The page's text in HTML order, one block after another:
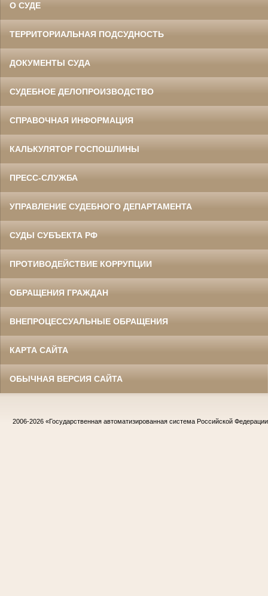
О СУДЕ
ТЕРРИТОРИАЛЬНАЯ ПОДСУДНОСТЬ
ДОКУМЕНТЫ СУДА
СУДЕБНОЕ ДЕЛОПРОИЗВОДСТВО
СПРАВОЧНАЯ ИНФОРМАЦИЯ
КАЛЬКУЛЯТОР ГОСПОШЛИНЫ
ПРЕСС-СЛУЖБА
УПРАВЛЕНИЕ СУДЕБНОГО ДЕПАРТАМЕНТА
СУДЫ СУБЪЕКТА РФ
ПРОТИВОДЕЙСТВИЕ КОРРУПЦИИ
ОБРАЩЕНИЯ ГРАЖДАН
ВНЕПРОЦЕССУАЛЬНЫЕ ОБРАЩЕНИЯ
КАРТА САЙТА
ОБЫЧНАЯ ВЕРСИЯ САЙТА
2006-2026 «Государственная автоматизированная система Российской